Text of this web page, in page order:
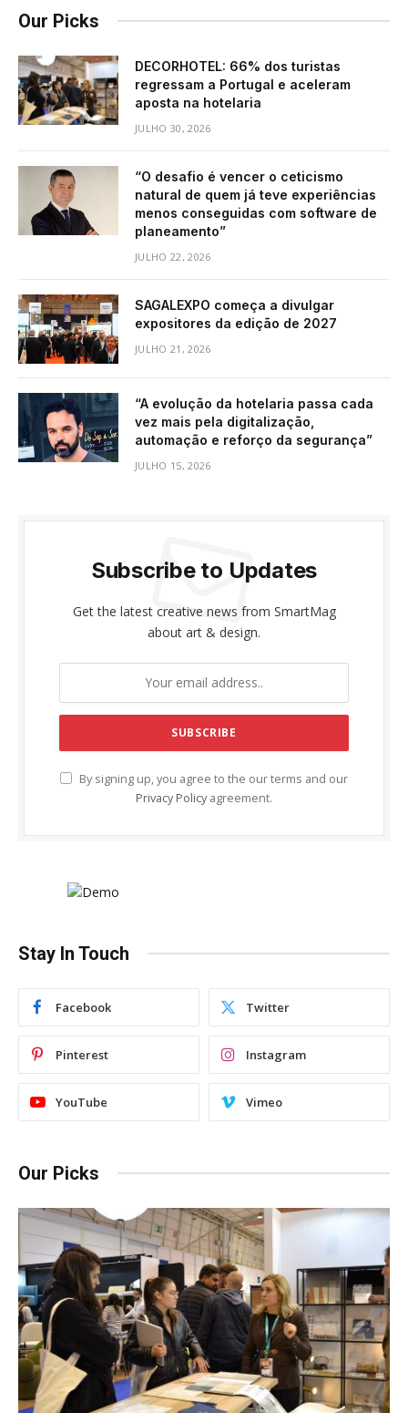
Our Picks
DECORHOTEL: 66% dos turistas
regressam a Portugal e aceleram
aposta na hotelaria
JULHO 30, 2026
“O desafio é vencer o ceticismo
natural de quem já teve experiências
menos conseguidas com software de
planeamento”
JULHO 22, 2026
SAGALEXPO começa a divulgar
expositores da edição de 2027
JULHO 21, 2026
“A evolução da hotelaria passa cada
vez mais pela digitalização,
automação e reforço da segurança”
JULHO 15, 2026
Subscribe to Updates
Get the latest creative news from SmartMag
about art & design.
By signing up, you agree to the our terms and our
Privacy Policy agreement.
Stay In Touch
Facebook Twitter
Pinterest Instagram
YouTube Vimeo
Our Picks